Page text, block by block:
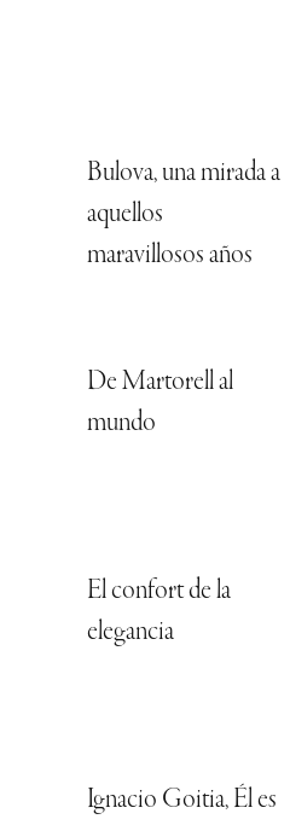
Bulova, una mirada a
aquellos
maravillosos años
De Martorell al
mundo
El confort de la
elegancia
Ignacio Goitia, Él es